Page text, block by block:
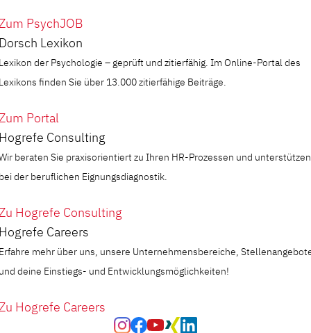
PsychJOB
Lexikon
der Psychologie – geprüft und zitierfähig. Im Online-Portal des
finden Sie über 13.000 zitierfähige Beiträge.
Portal
Consulting
beraten Sie praxisorientiert zu Ihren HR-Prozessen und unterstützen
der beruflichen Eignungsdiagnostik.
Hogrefe Consulting
Careers
mehr über uns, unsere Unternehmensbereiche,
deine Einstiegs- und Entwicklungsmöglichkeiten!
Hogrefe Careers